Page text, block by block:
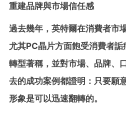
重建品牌與市場信任感
過去幾年，英特爾在消費者市
尤其PC晶片方面飽受消費者
轉型著稱，並對市場、品牌、
去的成功案例都證明：只要願
形象是可以迅速翻轉的。